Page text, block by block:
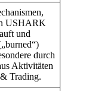
USHARK
und
durch
Aktivitäten
Trading.